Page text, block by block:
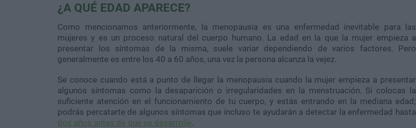
¿A QUÉ EDAD APARECE?
Como mencionamos anteriormente, la menopausia es una enfermedad inevitable para las
mujeres y es un proceso natural del cuerpo humano. La edad en la que la mujer empieza a
presentar los síntomas de la misma, suele variar dependiendo de varios factores. Pero
generalmente es entre los 40 a 60 años, una vez la persona alcanza la vejez.
Se conoce cuando está a punto de llegar la menopausia cuando la mujer empieza a presentar
algunos síntomas como la desaparición o irregularidades en la menstruación. Si colocas la
suficiente atención en el funcionamiento de tu cuerpo, y estás entrando en la mediana edad;
podrás percatarte de algunos síntomas que incluso te ayudarán a detectar la enfermedad hasta
dos años antes de que se desarrolle.